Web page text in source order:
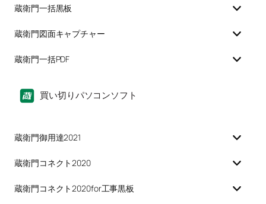
蔵衛門一括黒板
蔵衛門図面キャプチャー
蔵衛門一括PDF
買い切りパソコンソフト
蔵衛門御用達2021
蔵衛門コネクト2020
蔵衛門コネクト2020for工事黒板